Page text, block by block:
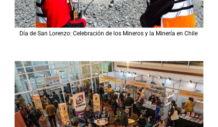
Día de San Lorenzo: Celebración de los Mineros y la Minería en Chile